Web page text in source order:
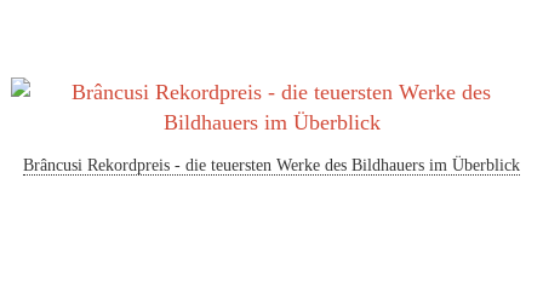
Brâncusi Rekordpreis - die teuersten Werke des Bildhauers im Überblick